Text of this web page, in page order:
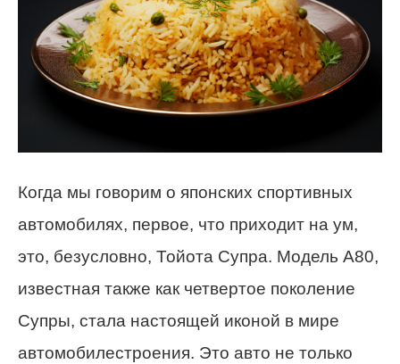
Когда мы говорим о японских спортивных
автомобилях, первое, что приходит на ум,
это, безусловно, Тойота Супра. Модель A80,
известная также как четвертое поколение
Супры, стала настоящей иконой в мире
автомобилестроения. Это авто не только